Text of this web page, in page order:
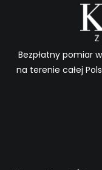
Bezpłatny pomiar
na terenie całej